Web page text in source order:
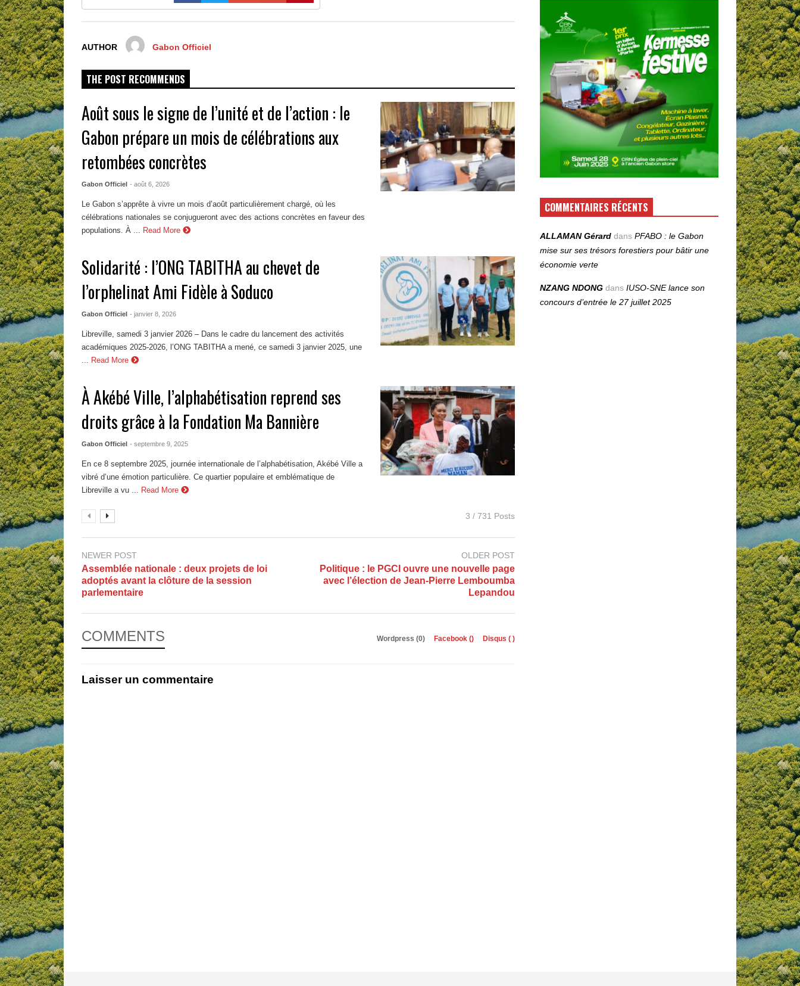
AUTHOR Gabon Officiel
THE POST RECOMMENDS
Août sous le signe de l’unité et de l’action : le
Gabon prépare un mois de célébrations aux
retombées concrètes
Gabon Officiel - août 6, 2026
Le Gabon s’apprête à vivre un mois d’août particulièrement chargé, où les
célébrations nationales se conjugueront avec des actions concrètes en faveur des
populations. À ... Read More
Solidarité : l’ONG TABITHA au chevet de
l’orphelinat Ami Fidèle à Soduco
Gabon Officiel - janvier 8, 2026
Libreville, samedi 3 janvier 2026 – Dans le cadre du lancement des activités
académiques 2025-2026, l’ONG TABITHA a mené, ce samedi 3 janvier 2025, une
... Read More
À Akébé Ville, l’alphabétisation reprend ses
droits grâce à la Fondation Ma Bannière
Gabon Officiel - septembre 9, 2025
En ce 8 septembre 2025, journée internationale de l’alphabétisation, Akébé Ville a
vibré d’une émotion particulière. Ce quartier populaire et emblématique de
Libreville a vu ...
Read More
3 / 731 Posts
NEWER POST
Assemblée nationale : deux projets de loi
adoptés avant la clôture de la session
parlementaire
OLDER POST
Politique : le PGCI ouvre une nouvelle page
avec l’élection de Jean-Pierre Lemboumba
Lepandou
COMMENTS Wordpress (0) Facebook () Disqus ( )
Laisser un commentaire
COMMENTAIRES RÉCENTS
ALLAMAN Gérard dansPFABO : le Gabon
mise sur ses trésors forestiers pour bâtir une
économie verte
NZANG NDONG dansIUSO‑SNE lance son
concours d’entrée le 27 juillet 2025